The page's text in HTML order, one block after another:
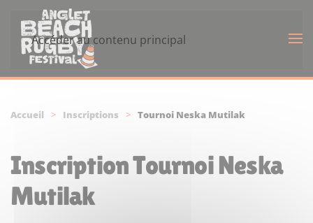
Accéder au contenu principal
Accueil Inscriptions Tournoi Neska Mutilak
Inscription Tournoi Neska
Mutilak
Panneau de gestion des cookies